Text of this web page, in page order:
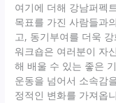
여기에 더해 강남퍼펙
목표를 가진 사람들과
고, 동기부여를 더욱
워크숍은 여러분이 자
해 배울 수 있는 좋은
운동을 넘어서 소속감
정적인 변화를 가져옵